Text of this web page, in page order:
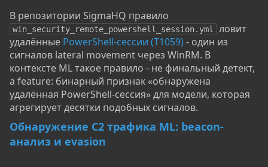
В репозитории SigmaHQ правило
win_security_remote_powershell_session.yml
ловит
удалённые PowerShell-сессии (T1059) - один из
сигналов lateral movement через WinRM. В
контексте ML такое правило - не финальный детект,
а feature: бинарный признак «обнаружена
удалённая PowerShell-сессия» для модели, которая
агрегирует десятки подобных сигналов.
Обнаружение C2 трафика ML: beacon-
анализ и evasion